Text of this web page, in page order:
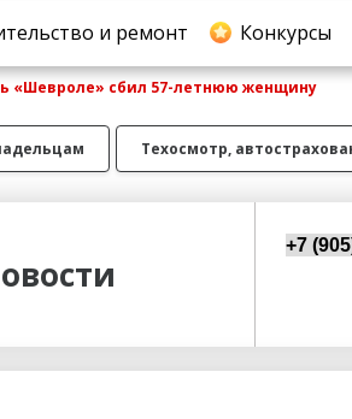
и ремонт Конкурсы
«Шевроле» сбил 57-летнюю женщину
Техосмотр,